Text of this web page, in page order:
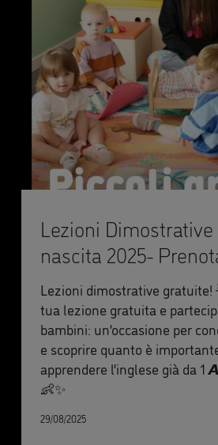
Lezioni
nascita 2025-
Lezioni dimostrative gratuite!
tua lezione gratuita e
bambini: un’occasione per
e scoprire quanto è
apprendere l’inglese già da
👶✨
29/08/2025